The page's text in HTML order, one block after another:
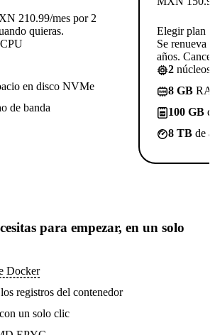
210.99/mes por 2
quieras.
en disco NVMe
de banda
Elegir plan
Se renueva
años.
2 núcleos
8 GB
100 GB
8 TB de
para empezar, en un solo
Docker
registros del contenedor
un solo clic